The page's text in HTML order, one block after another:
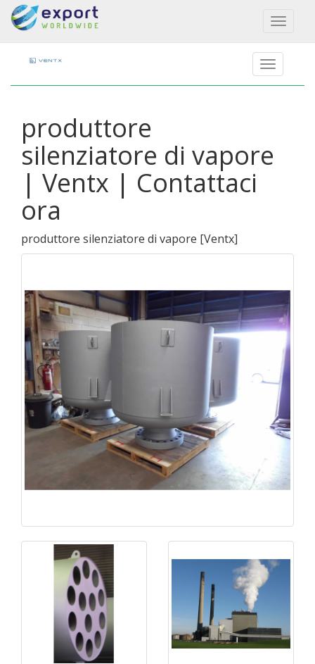
Toggle
produttore
silenziatore di vapore
| Ventx | Contattaci
ora
produttore silenziatore di vapore [Ventx]